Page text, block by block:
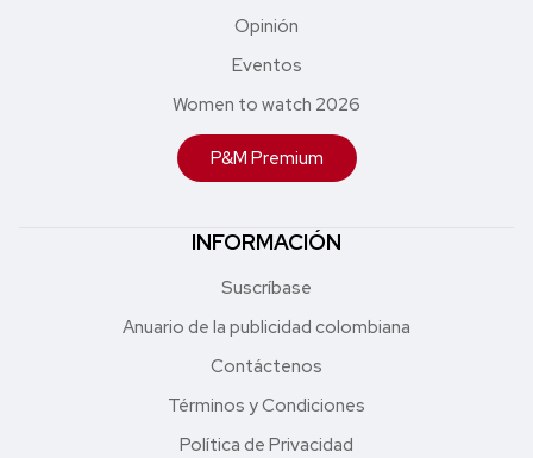
Opinión
Eventos
Women to watch 2026
P&M Premium
INFORMACIÓN
Suscríbase
Anuario de la publicidad colombiana
Contáctenos
Términos y Condiciones
Política de Privacidad